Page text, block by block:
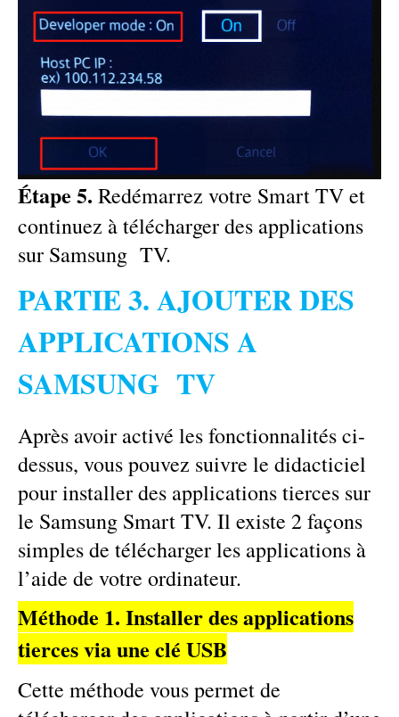
Étape 5. Redémarrez votre Smart TV et
continuez à télécharger des applications
sur Samsung TV.
PARTIE 3. AJOUTER DES
APPLICATIONS A
SAMSUNG TV
Après avoir activé les fonctionnalités ci-
dessus, vous pouvez suivre le didacticiel
pour installer des applications tierces sur
le Samsung Smart TV. Il existe 2 façons
simples de télécharger les applications à
l’aide de votre ordinateur.
Méthode 1. Installer des applications
tierces via une clé USB
Cette méthode vous permet de